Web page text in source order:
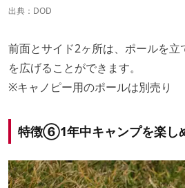
出典： DOD
前面とサイド2ヶ所は、ポールを立
を広げることができます。
※キャノピー用のポールは別売り
特徴⑥1年中キャンプを楽し